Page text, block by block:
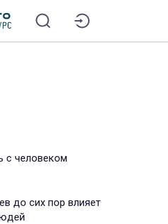
с человеком
до сих пор влияет